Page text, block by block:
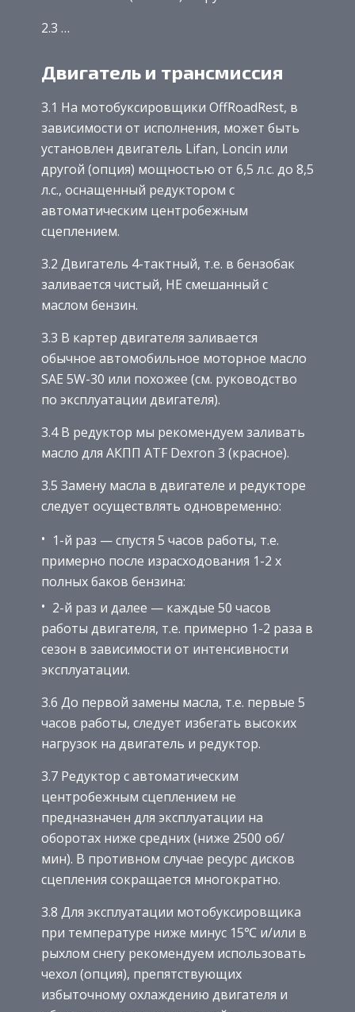
2.3 …
Двигатель и трансмиссия
3.1 На мотобуксировщики OffRoadRest, в
зависимости от исполнения, может быть
установлен двигатель Lifan, Loncin или
другой (опция) мощностью от 6,5 л.с. до 8,5
л.с., оснащенный редуктором с
автоматическим центробежным
сцеплением.
3.2 Двигатель 4-тактный, т.е. в бензобак
заливается чистый, НЕ смешанный с
маслом бензин.
3.3 В картер двигателя заливается
обычное автомобильное моторное масло
SAE 5W-30 или похожее (см. руководство
по эксплуатации двигателя).
3.4 В редуктор мы рекомендуем заливать
масло для АКПП ATF Dexron 3 (красное).
3.5 Замену масла в двигателе и редукторе
следует осуществлять одновременно:
1-й раз — спустя 5 часов работы, т.е.
примерно после израсходования 1-2 х
полных баков бензина:
2-й раз и далее — каждые 50 часов
работы двигателя, т.е. примерно 1-2 раза в
сезон в зависимости от интенсивности
эксплуатации.
3.6 До первой замены масла, т.е. первые 5
часов работы, следует избегать высоких
нагрузок на двигатель и редуктор.
3.7 Редуктор с автоматическим
центробежным сцеплением не
предназначен для эксплуатации на
оборотах ниже средних (ниже 2500 об/
мин). В противном случае ресурс дисков
сцепления сокращается многократно.
3.8 Для эксплуатации мотобуксировщика
при температуре ниже минус 15℃ и/или в
рыхлом снегу рекомендуем использовать
чехол (опция), препятствующих
избыточному охлаждению двигателя и